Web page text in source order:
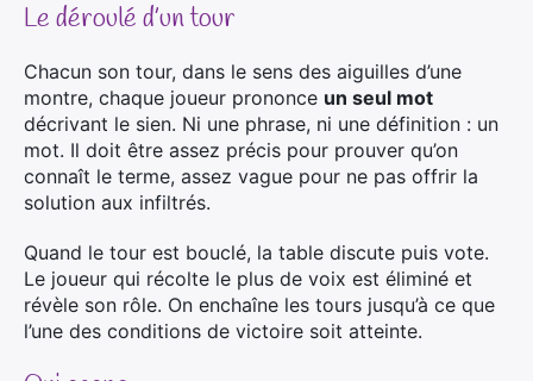
Le déroulé d’un tour
Chacun son tour, dans le sens des aiguilles d’une
montre, chaque joueur prononce un seul mot
décrivant le sien. Ni une phrase, ni une définition : un
mot. Il doit être assez précis pour prouver qu’on
connaît le terme, assez vague pour ne pas offrir la
solution aux infiltrés.
Quand le tour est bouclé, la table discute puis vote.
Le joueur qui récolte le plus de voix est éliminé et
révèle son rôle. On enchaîne les tours jusqu’à ce que
l’une des conditions de victoire soit atteinte.